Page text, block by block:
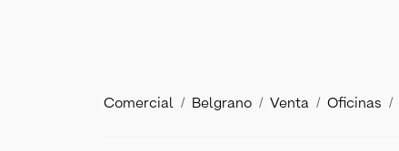
Comercial Belgrano Venta Oficinas